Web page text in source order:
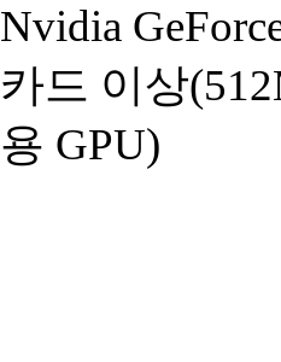
Nvidia
카드 이상
용 GPU)